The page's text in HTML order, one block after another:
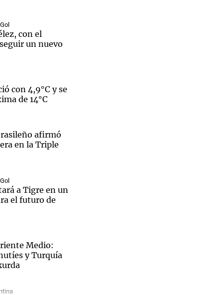
con el
un nuevo
con 4,9°C y se
de 14°C
afirmó
en la Triple
a Tigre en un
el futuro de
Medio:
y Turquía